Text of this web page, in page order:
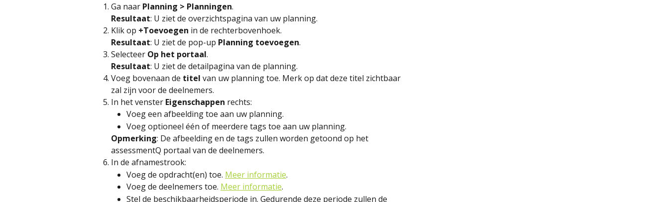
Ga naar Planning > Planningen.
Resultaat: U ziet de overzichtspagina van uw planning.
Klik op +Toevoegen in de rechterbovenhoek.
Resultaat: U ziet de pop-up Planning toevoegen.
Selecteer Op het portaal.
Resultaat: U ziet de detailpagina van de planning.
Voeg bovenaan de titel van uw planning toe. Merk op dat deze titel zichtbaar
zal zijn voor de deelnemers.
In het venster Eigenschappen rechts:
Voeg een afbeelding toe aan uw planning.
Voeg optioneel één of meerdere tags toe aan uw planning.
Opmerking: De afbeelding en de tags zullen worden getoond op het
assessmentQ portaal van de deelnemers.
In de afnamestrook:
Voeg de opdracht(en) toe. Meer informatie.
Voeg de deelnemers toe. Meer informatie.
Stel de beschikbaarheidsperiode in. Gedurende deze periode zullen de